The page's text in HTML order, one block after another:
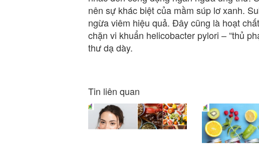
nên sự khác biệt của mầm súp lơ xanh.
ngừa viêm hiệu quả. Đây cũng là hoạt
chặn vi khuẩn helicobacter pylori – “thủ
thư dạ dày.
Tin liên quan